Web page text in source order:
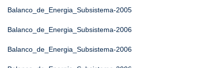
Balanco_de_Energia_Subsistema-2005
Balanco_de_Energia_Subsistema-2006
Balanco_de_Energia_Subsistema-2006